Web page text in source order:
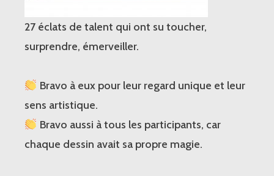
27 éclats de talent qui ont su toucher,
surprendre, émerveiller.
Bravo à eux pour leur regard unique et leur
sens artistique.
Bravo aussi à tous les participants, car
chaque dessin avait sa propre magie.